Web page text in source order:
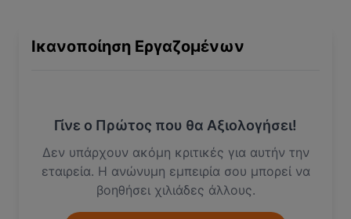
Ικανοποίηση Εργαζομένων
Γίνε ο Πρώτος που θα Αξιολογήσει!
Δεν υπάρχουν ακόμη κριτικές για αυτήν την
εταιρεία. Η ανώνυμη εμπειρία σου μπορεί να
βοηθήσει χιλιάδες άλλους.